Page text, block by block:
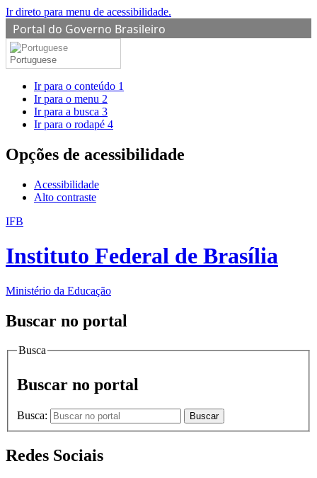
Ir direto para menu de acessibilidade.
Portal do Governo Brasileiro
Portuguese
Ir para o conteúdo 1
Ir para o menu 2
Ir para a busca 3
Ir para o rodapé 4
Opções de acessibilidade
Acessibilidade
Alto contraste
IFB
Instituto Federal de Brasília
Ministério da Educação
Buscar no portal
Busca
Buscar no portal
Busca: Buscar
Redes Sociais